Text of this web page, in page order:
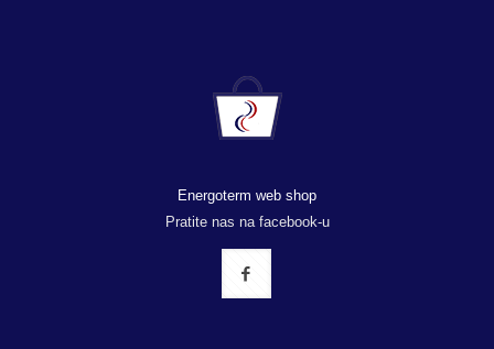
Energoterm web shop
Pratite nas na facebook-u